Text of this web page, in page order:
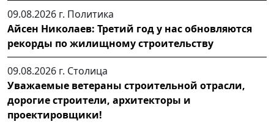
09.08.2026 г. Политика
Айсен Николаев: Третий год у нас обновляются
рекорды по жилищному строительству
09.08.2026 г. Столица
Уважаемые ветераны строительной отрасли,
дорогие строители, архитекторы и
проектировщики!